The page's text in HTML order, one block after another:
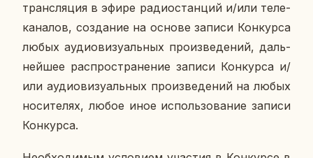
транс­ля­ция в эфире ра­дио­стан­ций и/или те­ле­
ка­на­лов, со­зда­ние на основе записи Кон­кур­са
любых аудио­ви­зу­аль­ных про­из­ве­де­ний, даль­
ней­шее рас­про­стра­не­ние записи Кон­кур­са и/
или аудио­ви­зу­аль­ных про­из­ве­де­ний на любых
но­си­те­лях, любое иное ис­поль­зо­ва­ние записи
Кон­кур­са.